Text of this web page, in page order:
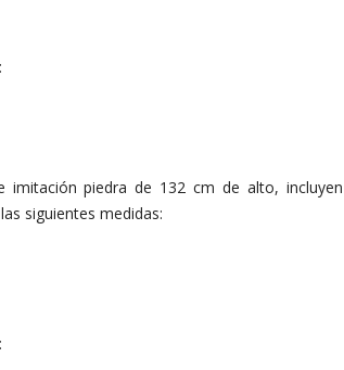
imitación piedra de 132 cm de alto, incluyen
siguientes medidas: